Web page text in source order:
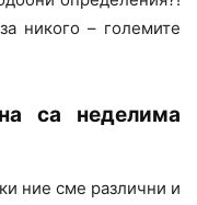
никого – големите
са неделима
ние сме различни и